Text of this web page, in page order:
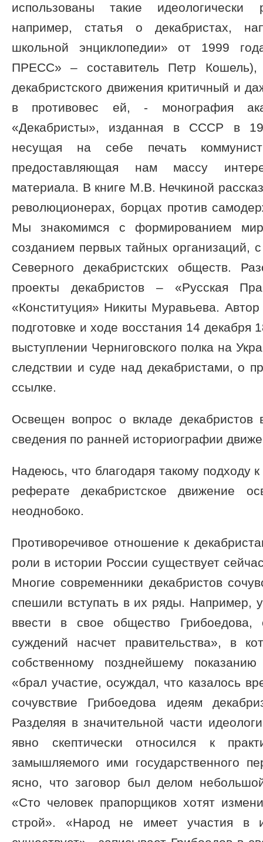
использованы такие идеологически
например, статья о декабристах,
школьной энциклопедии» от 1999
ПРЕСС» – составитель Петр Кошель),
декабристского движения критичный и
в противовес ей, - монография
«Декабристы», изданная в СССР в
несущая на себе печать
предоставляющая нам массу
материала. В книге М.В. Нечкиной
революционерах, борцах против
Мы знакомимся с формированием
созданием первых тайных организаций,
Северного декабристских обществ.
проекты декабристов – «Русская
«Конституция» Никиты Муравьева.
подготовке и ходе восстания 14 декабря
выступлении Черниговского полка на
следствии и суде над декабристами, о
ссылке.
Освещен вопрос о вкладе декабристов
сведения по ранней историографии
Надеюсь, что благодаря такому подходу
реферате декабристское движение
неоднобоко.
Противоречивое отношение к
роли в истории России существует
Многие современники декабристов
спешили вступать в их ряды. Например,
ввести в свое общество
суждений насчет правительства», в
собственному позднейшему
«брал участие, осуждал, что казалось
сочувствие Грибоедова идеям
Разделяя в значительной части
явно скептически относился к
замышляемого ими государственного
ясно, что заговор был делом
«Сто человек прапорщиков хотят
строй». «Народ не имеет участия